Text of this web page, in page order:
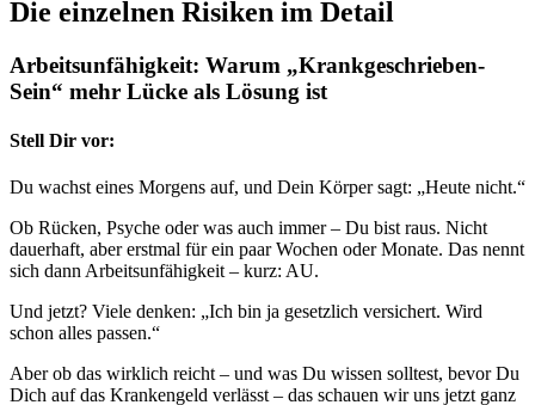
Die einzelnen Risiken im Detail
Arbeitsunfähigkeit: Warum „Krankgeschrieben-
Sein“ mehr Lücke als Lösung ist
Stell Dir vor:
Du wachst eines Morgens auf, und Dein Körper sagt: „Heute nicht.“
Ob Rücken, Psyche oder was auch immer – Du bist raus. Nicht
dauerhaft, aber erstmal für ein paar Wochen oder Monate. Das nennt
sich dann Arbeitsunfähigkeit – kurz: AU.
Und jetzt? Viele denken: „Ich bin ja gesetzlich versichert. Wird
schon alles passen.“
Aber ob das wirklich reicht – und was Du wissen solltest, bevor Du
Dich auf das Krankengeld verlässt – das schauen wir uns jetzt ganz